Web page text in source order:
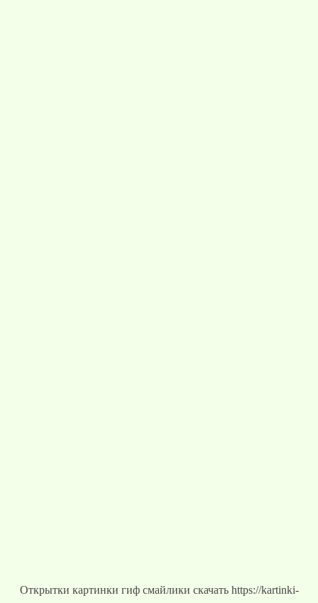
Открытки картинки гиф смайлики скачать https://kartinki-